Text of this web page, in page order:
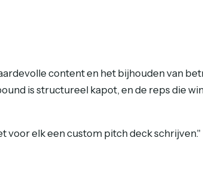
content en het bijhouden van
is structureel kapot, en de reps die
voor elk een custom pitch deck schrijven."